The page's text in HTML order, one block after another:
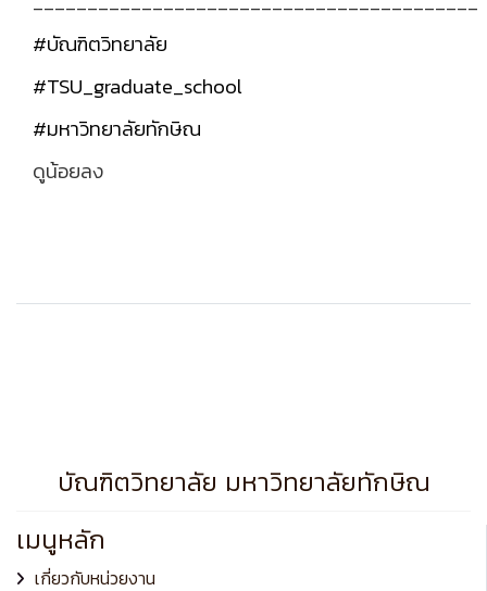
#บัณฑิตวิทยาลัย
#TSU_graduate_school
#มหาวิทยาลัยทักษิณ
ดูน้อยลง
บัณฑิตวิทยาลัย มหาวิทยาลัยทักษิณ
เมนูหลัก
เกี่ยวกับหน่วยงาน